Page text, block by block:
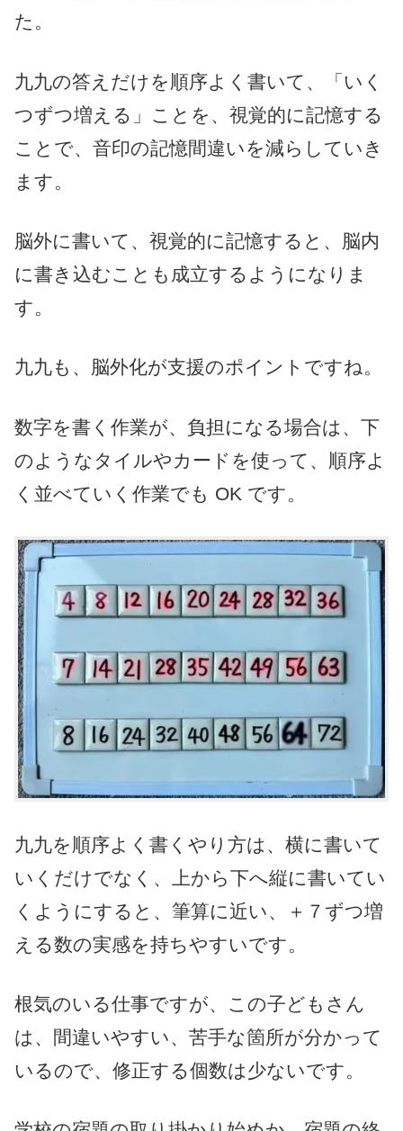
た。
九九の答えだけを順序よく書いて、「いく
つずつ増える」ことを、視覚的に記憶する
ことで、音印の記憶間違いを減らしていき
ます。
脳外に書いて、視覚的に記憶すると、脳内
に書き込むことも成立するようになりま
す。
九九も、脳外化が支援のポイントですね。
数字を書く作業が、負担になる場合は、下
のようなタイルやカードを使って、順序よ
く並べていく作業でも OK です。
九九を順序よく書くやり方は、横に書いて
いくだけでなく、上から下へ縦に書いてい
くようにすると、筆算に近い、＋７ずつ増
える数の実感を持ちやすいです。
根気のいる仕事ですが、この子どもさん
は、間違いやすい、苦手な箇所が分かって
いるので、修正する個数は少ないです。